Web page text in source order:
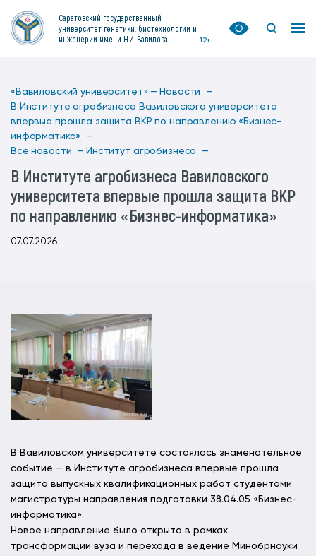
Саратовский государственный
университет генетики, биотехнологии и
инженерии имени Н.И. Вавилова
12+
«Вавиловский университет» — Новости —
В Институте агробизнеса Вавиловского университета
впервые прошла защита ВКР по направлению «Бизнес-
информатика» —
Все новости — Институт агробизнеса —
В Институте агробизнеса Вавиловского
университета впервые прошла защита ВКР
по направлению «Бизнес-информатика»
07.07.2026
В Вавиловском университете состоялось знаменательное
событие — в Институте агробизнеса впервые прошла
защита выпускных квалификационных работ студентами
магистратуры направления подготовки 38.04.05 «Бизнес-
информатика».
Новое направление было открыто в рамках
трансформации вуза и перехода в ведение Минобрнауки